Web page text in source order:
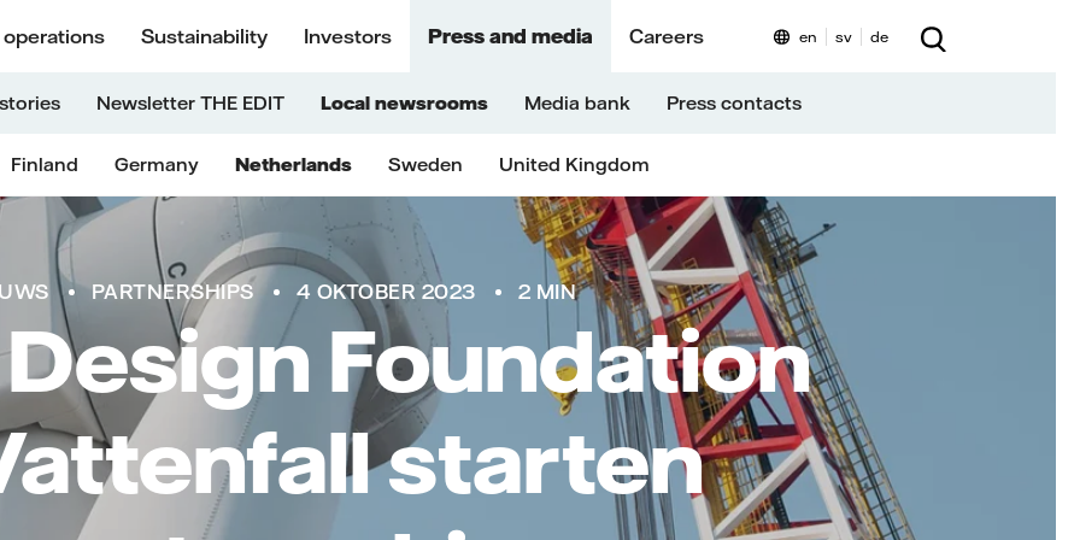
operations Sustainability Investors Press and media Careers
Newsletter THE EDIT Local newsrooms Media bank Press contacts
Finland Germany Netherlands Sweden United Kingdom
en sv de
PARTNERSHIPS 4 OKTOBER 2023 2 MIN
Foundation
starten